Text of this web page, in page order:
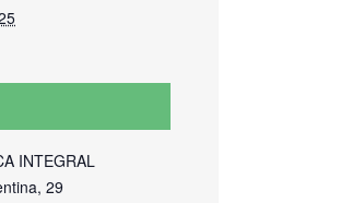
INTEGRAL
29